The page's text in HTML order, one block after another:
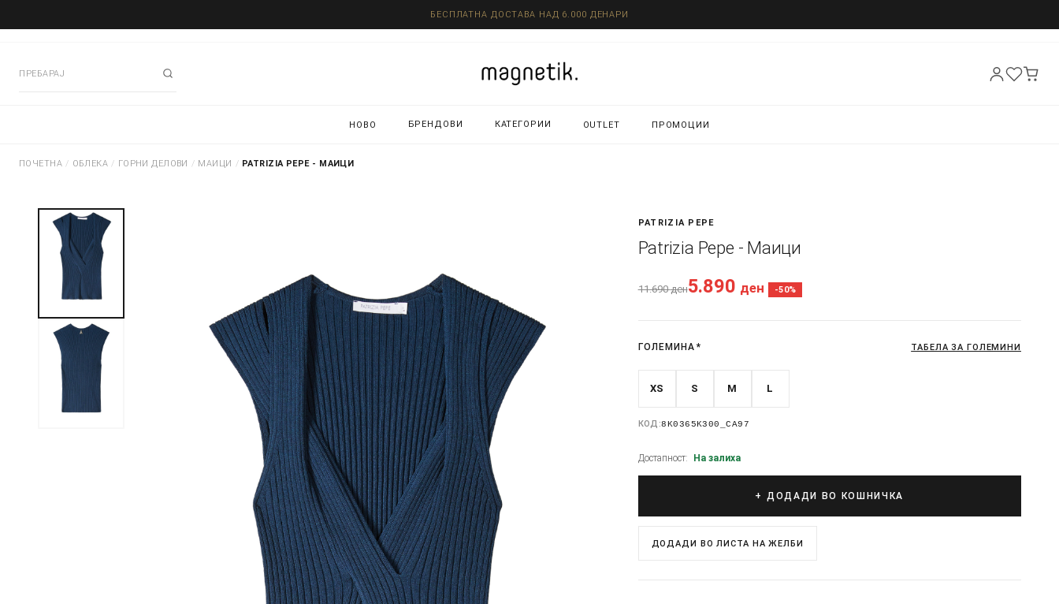
БЕСПЛАТНА ДОСТАВА НАД 6.000 ДЕНАРИ
НОВО БРЕНДОВИ КАТЕГОРИИ OUTLET ПРОМОЦИИ
ПОЧЕТНА / ОБЛЕКА / ГОРНИ ДЕЛОВИ / МАИЦИ / PATRIZIA PEPE - МАИЦИ
PATRIZIA PEPE
Patrizia Pepe - Маици
11.690ден5.890 ден -50%
ГОЛЕМИНА * ТАБЕЛА ЗА ГОЛЕМИНИ
XS S M L
КОД:8K0365K300_CA97
Достапност: На залиха
+ ДОДАДИ ВО КОШНИЧКА
ДОДАДИ ВО ЛИСТА НА ЖЕЛБИ